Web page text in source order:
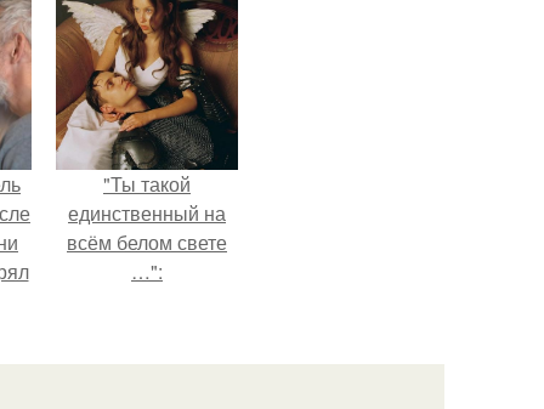
"Ты такой
единственный на
всём белом свете
…":